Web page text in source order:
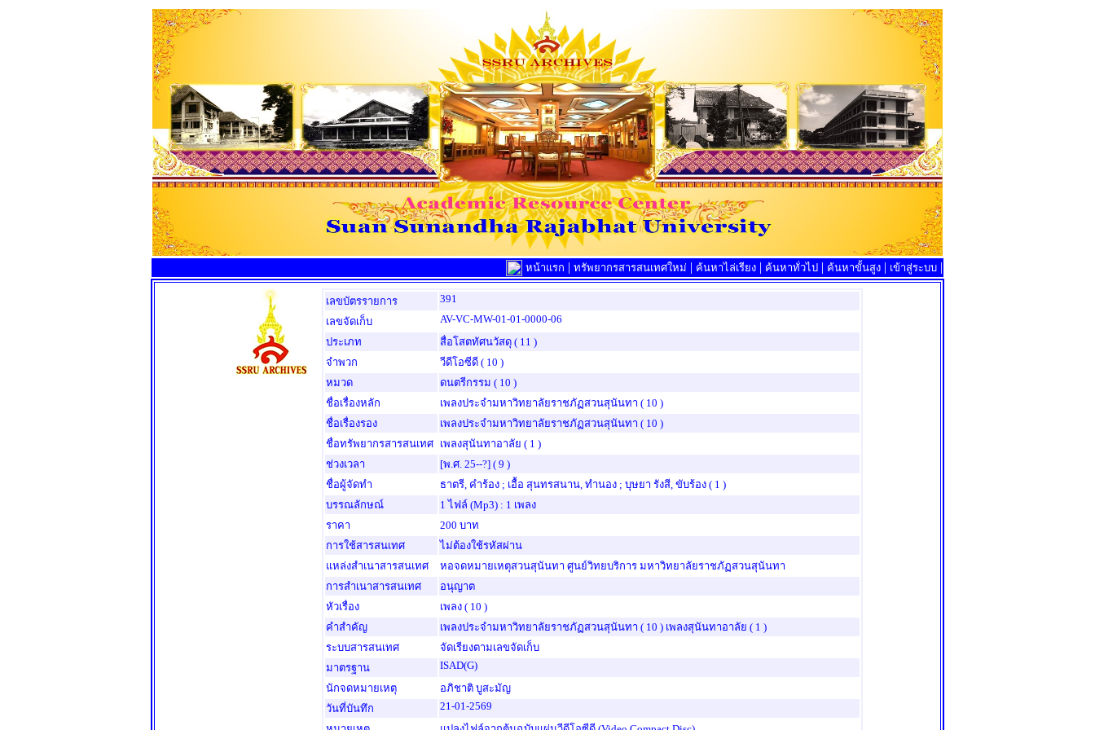
หน้าแรก | ทรัพยากรสารสนเทศใหม่ | ค้นหาไล่เรียง | ค้นหาทั่วไป | ค้นหาขั้นสูง | เข้าสู่ระบบ |
เลขบัตรรายการ
391
เลขจัดเก็บ
AV-VC-MW-01-01-0000-06
ประเภท
สื่อโสตทัศนวัสดุ ( 11 )
จำพวก
วีดีโอซีดี ( 10 )
หมวด
ดนตรีกรรม ( 10 )
ชื่อเรื่องหลัก
เพลงประจำมหาวิทยาลัยราชภัฏสวนสุนันทา ( 10 )
ชื่อเรื่องรอง
เพลงประจำมหาวิทยาลัยราชภัฏสวนสุนันทา ( 10 )
ชื่อทรัพยากรสารสนเทศ เพลงสุนันทาอาลัย ( 1 )
ช่วงเวลา
[พ.ศ. 25--?] ( 9 )
ชื่อผู้จัดทำ
ธาตรี, คำร้อง ; เอื้อ สุนทรสนาน, ทำนอง ; บุษยา รังสี, ขับร้อง ( 1 )
บรรณลักษณ์
1 ไฟล์ (mp3) : 1 เพลง
ราคา
200 บาท
การใช้สารสนเทศ
ไม่ต้องใช้รหัสผ่าน
แหล่งสำเนาสารสนเทศ
หอจดหมายเหตุสวนสุนันทา ศูนย์วิทยบริการ มหาวิทยาลัยราชภัฏสวนสุนันทา
การสำเนาสารสนเทศ
อนุญาต
หัวเรื่อง
เพลง ( 10 )
คำสำคัญ
เพลงประจำมหาวิทยาลัยราชภัฏสวนสุนันทา ( 10 ) เพลงสุนันทาอาลัย ( 1 )
ระบบสารสนเทศ
จัดเรียงตามเลขจัดเก็บ
มาตรฐาน
ISAD(G)
นักจดหมายเหตุ
อภิชาติ บูสะมัญ
วันที่บันทึก
21-01-2569